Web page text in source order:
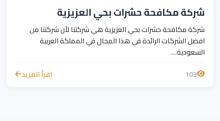
شركة مكافحة حشرات بحي العزيزية
شركة مكافحة حشرات بحي العزيزية هي شركتنا لأن شركتنا من
افضل الشركات الرائدة في هذا المجال في المملكة العربية
السعودية…
103
اقرأ المزيد